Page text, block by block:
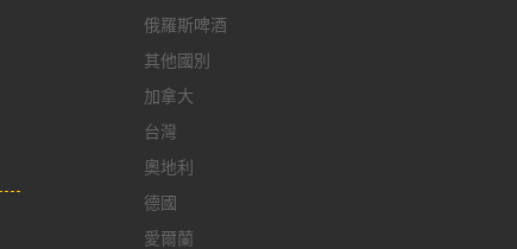
俄羅斯啤酒
其他國別
加拿大
台灣
奧地利
德國
愛爾蘭